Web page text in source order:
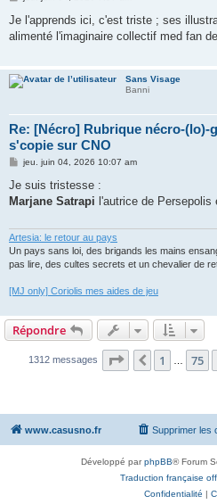
s
a
Je l'apprends ici, c'est triste ; ses
alimenté l'imaginaire collectif med fan
Sans Visage
Banni
Re: [Nécro] Rubrique nécro-(lo)-
s'copie sur CNO
M
s
a
jeu. juin 04, 2026 10:07 am
Je suis tristesse :
Marjane Satrapi l'autrice de
Artesia: le retour au pays
Un pays sans loi, des brigands les mains
pas lire, des cultes secrets et un chevalier de
[MJ only] Coriolis mes aides de jeu
Répondre
1312 messages Page 77 sur 88
Précédent
1 75
www.casusno.fr Supprimer les
Développé parphpBB® Forum
Traduction française
Confidentialité |